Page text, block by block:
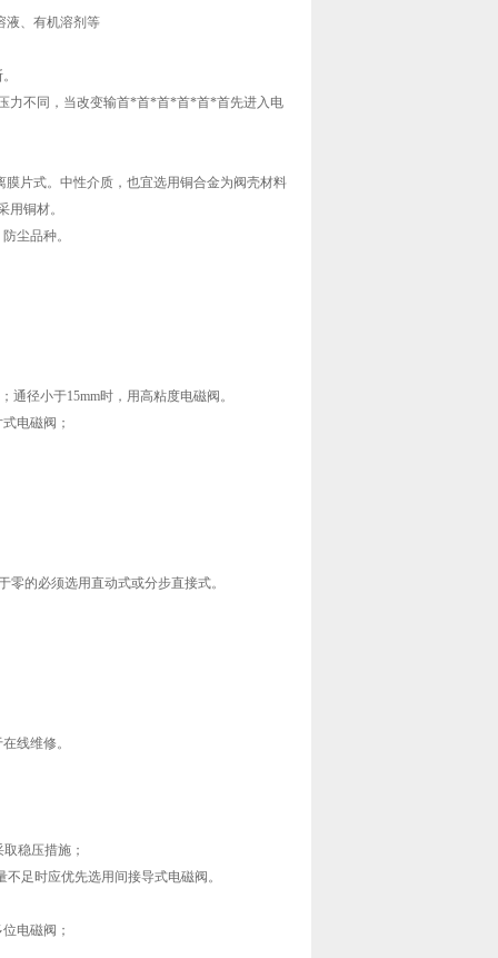
液、有机溶剂等
力不同，当改变输首*首*首*首*首*首先进入电
片式。中性介质，也宜选用铜合金为阀壳材料
铜材。
尘品种。
通径小于15mm时，用高粘度电磁阀。
电磁阀；
的必须选用直动式或分步直接式。
线维修。
稳压措施；
足时应优先选用间接导式电磁阀。
电磁阀；